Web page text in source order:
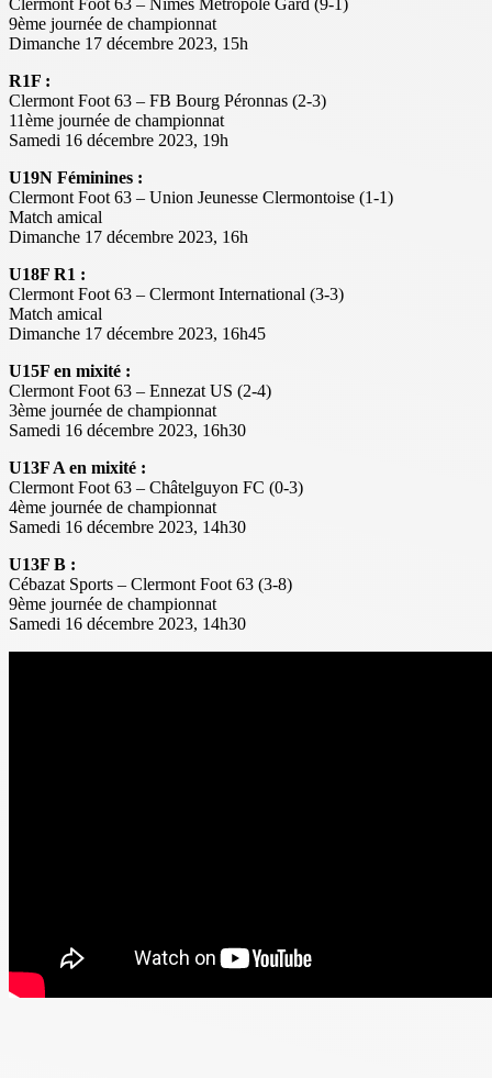
9ème journée de championnat
Dimanche 17 décembre 2023, 15h
R1F :
Clermont Foot 63 – FB Bourg Péronnas (2-3)
11ème journée de championnat
Samedi 16 décembre 2023, 19h
U19N Féminines :
Clermont Foot 63 – Union Jeunesse Clermontoise (1-1)
Match amical
Dimanche 17 décembre 2023, 16h
U18F R1 :
Clermont Foot 63 – Clermont International (3-3)
Match amical
Dimanche 17 décembre 2023, 16h45
U15F en mixité :
Clermont Foot 63 – Ennezat US (2-4)
3ème journée de championnat
Samedi 16 décembre 2023, 16h30
U13F A en mixité :
Clermont Foot 63 – Châtelguyon FC (0-3)
4ème journée de championnat
Samedi 16 décembre 2023, 14h30
U13F B :
Cébazat Sports – Clermont Foot 63 (3-8)
9ème journée de championnat
Samedi 16 décembre 2023, 14h30